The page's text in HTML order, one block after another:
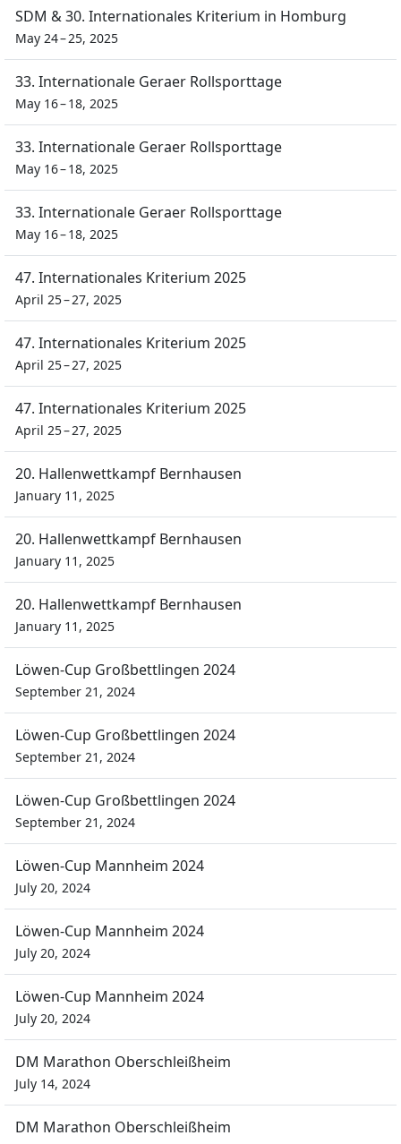
SDM & 30. Internationales Kriterium in Homburg
May 24 – 25, 2025
33. Internationale Geraer Rollsporttage
May 16 – 18, 2025
33. Internationale Geraer Rollsporttage
May 16 – 18, 2025
33. Internationale Geraer Rollsporttage
May 16 – 18, 2025
47. Internationales Kriterium 2025
April 25 – 27, 2025
47. Internationales Kriterium 2025
April 25 – 27, 2025
47. Internationales Kriterium 2025
April 25 – 27, 2025
20. Hallenwettkampf Bernhausen
January 11, 2025
20. Hallenwettkampf Bernhausen
January 11, 2025
20. Hallenwettkampf Bernhausen
January 11, 2025
Löwen-Cup Großbettlingen 2024
September 21, 2024
Löwen-Cup Großbettlingen 2024
September 21, 2024
Löwen-Cup Großbettlingen 2024
September 21, 2024
Löwen-Cup Mannheim 2024
July 20, 2024
Löwen-Cup Mannheim 2024
July 20, 2024
Löwen-Cup Mannheim 2024
July 20, 2024
DM Marathon Oberschleißheim
July 14, 2024
DM Marathon Oberschleißheim